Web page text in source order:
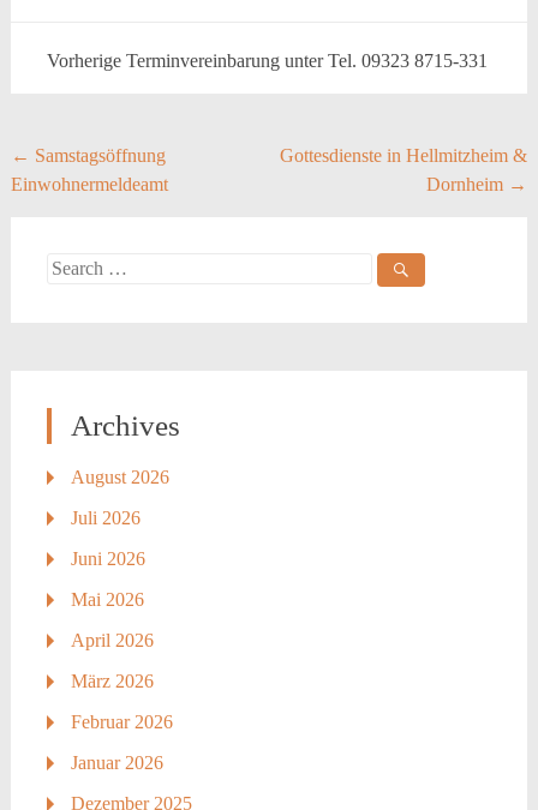
Vorherige Terminvereinbarung unter Tel. 09323 8715-331
Post
navigation
← Samstagsöffnung
Einwohnermeldeamt
Gottesdienste in Hellmitzheim &
Dornheim →
Search
Archives
August 2026
Juli 2026
Juni 2026
Mai 2026
April 2026
März 2026
Februar 2026
Januar 2026
Dezember 2025